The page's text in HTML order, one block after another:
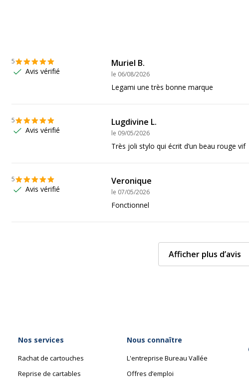
5
Avis vérifié
Muriel B.
le 06/08/2026
Legami une très bonne marque
5
Avis vérifié
Lugdivine L.
le 09/05/2026
Très joli stylo qui écrit d’un beau rouge vif
5
Avis vérifié
Veronique
le 07/05/2026
Fonctionnel
Afficher plus d’avis
Nos services
Rachat de cartouches
Reprise de cartables
Nous connaître
L'entreprise Bureau Vallée
Offres d’emploi